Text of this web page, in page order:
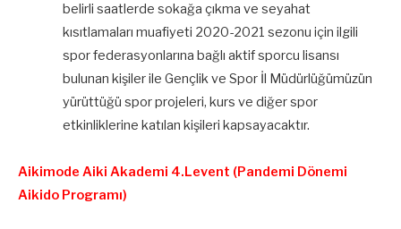
belirli saatlerde sokağa çıkma ve seyahat
kısıtlamaları muafiyeti 2020-2021 sezonu için ilgili
spor federasyonlarına bağlı aktif sporcu lisansı
bulunan kişiler ile Gençlik ve Spor İl Müdürlüğümüzün
yürüttüğü spor projeleri, kurs ve diğer spor
etkinliklerine katılan kişileri kapsayacaktır.
Aikimode Aiki Akademi 4.Levent (Pandemi Dönemi
Aikido Programı)